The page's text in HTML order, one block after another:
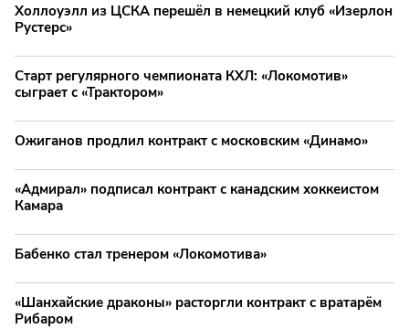
Холлоуэлл из ЦСКА перешёл в немецкий клуб «Изерлон
Рустерс»
Старт регулярного чемпионата КХЛ: «Локомотив»
сыграет с «Трактором»
Ожиганов продлил контракт с московским «Динамо»
«Адмирал» подписал контракт с канадским хоккеистом
Камара
Бабенко стал тренером «Локомотива»
«Шанхайские драконы» расторгли контракт с вратарём
Рибаром